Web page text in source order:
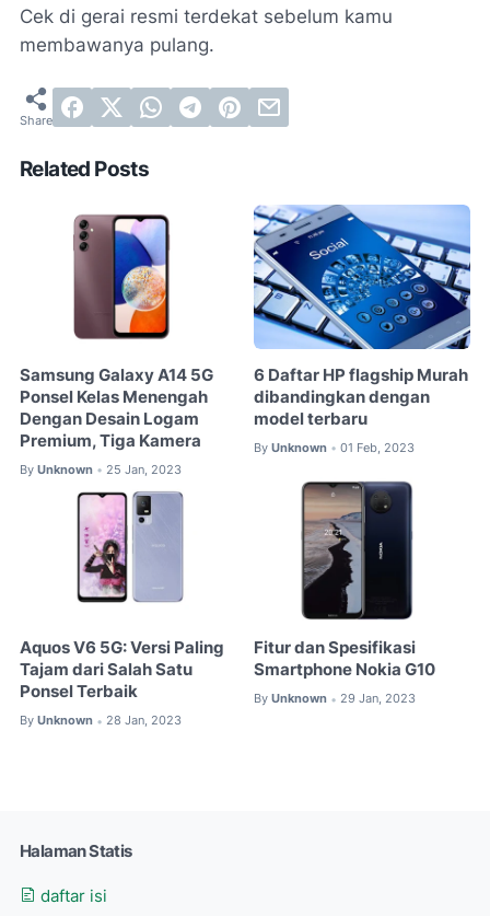
Cek di gerai resmi terdekat sebelum kamu
membawanya pulang.
Related Posts
Samsung Galaxy A14 5G
Ponsel Kelas Menengah
Dengan Desain Logam
Premium, Tiga Kamera
By Unknown • 25 Jan, 2023
6 Daftar HP flagship Murah
dibandingkan dengan
model terbaru
By Unknown • 01 Feb, 2023
Aquos V6 5G: Versi Paling
Tajam dari Salah Satu
Ponsel Terbaik
By Unknown • 28 Jan, 2023
Fitur dan Spesifikasi
Smartphone Nokia G10
By Unknown • 29 Jan, 2023
Halaman Statis
daftar isi